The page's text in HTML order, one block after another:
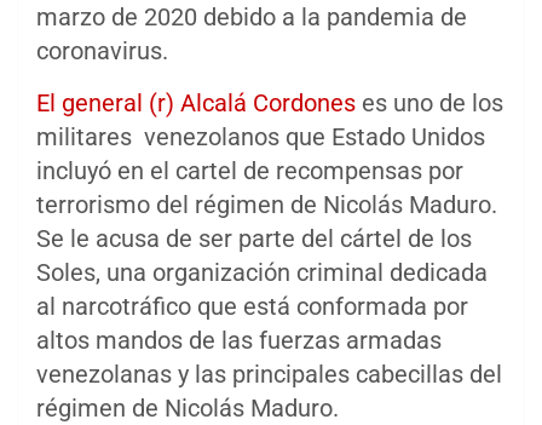
marzo de 2020 debido a la pandemia de
coronavirus.
El general (r) Alcalá Cordones es uno de los
militares venezolanos que Estado Unidos
incluyó en el cartel de recompensas por
terrorismo del régimen de Nicolás Maduro.
Se le acusa de ser parte del cártel de los
Soles, una organización criminal dedicada
al narcotráfico que está conformada por
altos mandos de las fuerzas armadas
venezolanas y las principales cabecillas del
régimen de Nicolás Maduro.